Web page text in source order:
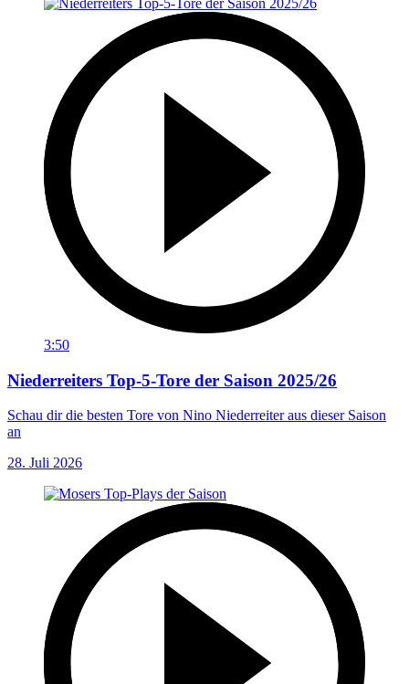
3:50
Niederreiters Top-5-Tore der Saison 2025/26
Schau dir die besten Tore von Nino Niederreiter aus dieser Saison
an
28. Juli 2026